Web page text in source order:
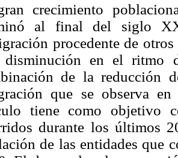
crecimiento
al final del siglo
procedente de
disminución en el ritmo
de la reducción
que se observa
tiene como objetivo
durante los últimos
de las entidades que